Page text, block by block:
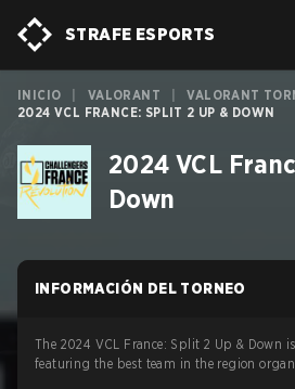
STRAFE ESPORTS
INICIO VALORANT VALORANT
2024 VCL FRANCE: SPLIT 2 UP & DOWN
2024 VCL
Down
INFORMACIÓN DEL TORNEO
The 2024 VCL France: Split 2 Up & Down
featuring the best team in the region